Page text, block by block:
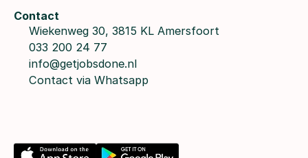
Contact
Wiekenweg 30, 3815 KL Amersfoort
033 200 24 77
info@getjobsdone.nl
Contact via Whatsapp